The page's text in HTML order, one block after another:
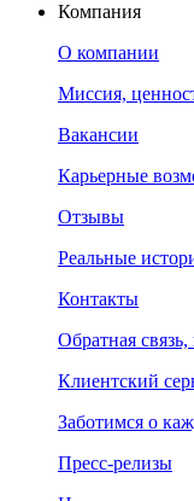
Компания
О компании
Миссия,
Вакансии
Карьерные
Отзывы
Реальные
Контакты
Обратная
Клиентский
Заботимся о
Пресс-релизы